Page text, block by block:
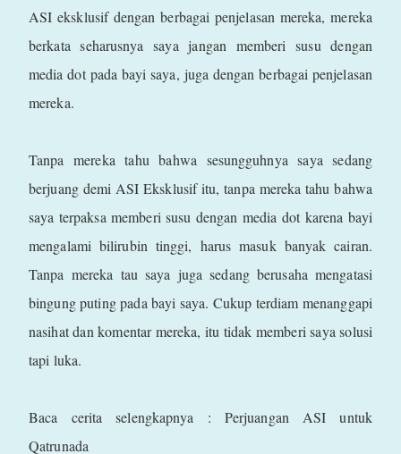
ASI eksklusif dengan berbagai penjelasan mereka, mereka
berkata seharusnya saya jangan memberi susu dengan
media dot pada bayi saya, juga dengan berbagai penjelasan
mereka.
Tanpa mereka tahu bahwa sesungguhnya saya sedang
berjuang demi ASI Eksklusif itu, tanpa mereka tahu bahwa
saya terpaksa memberi susu dengan media dot karena bayi
mengalami bilirubin tinggi, harus masuk banyak cairan.
Tanpa mereka tau saya juga sedang berusaha mengatasi
bingung puting pada bayi saya. Cukup terdiam menanggapi
nasihat dan komentar mereka, itu tidak memberi saya solusi
tapi luka.
Baca cerita selengkapnya : Perjuangan ASI untuk
Qatrunada